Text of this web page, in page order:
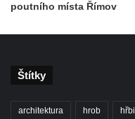
poutního místa Římov
Štítky
architektura hrob